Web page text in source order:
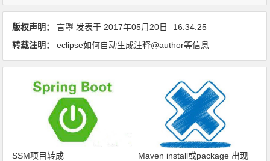
版权声明： 言曌 发表于 2017年05月20日
16:34:25
转载注明：
eclipse如何自动生成注释@author等信息
SSM项目转成
Maven install或package 出现